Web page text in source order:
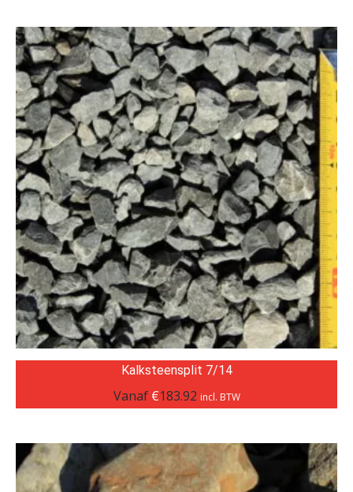
Kalksteensplit 7/14
Vanaf €183.92 incl. BTW